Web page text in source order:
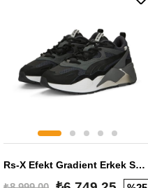
Rs-X Efekt Gradient Erkek Sneaker